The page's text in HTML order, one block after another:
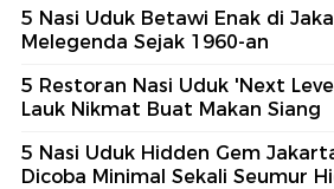
5 Nasi Uduk Betawi Enak di
Melegenda Sejak 1960-an
5 Restoran Nasi Uduk 'Next
Lauk Nikmat Buat Makan Siang
5 Nasi Uduk Hidden Gem
Dicoba Minimal Sekali Seumur